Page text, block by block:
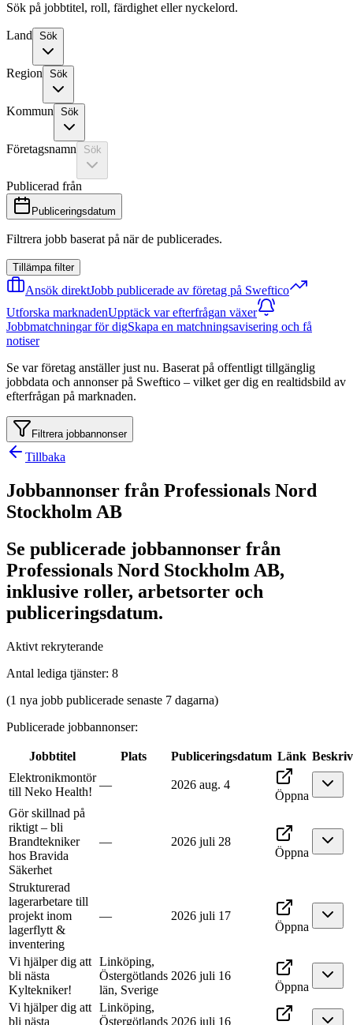
Sök på jobbtitel, roll, färdighet eller nyckelord.
Land Sök
Region Sök
Kommun Sök
Företagsnamn Sök
Publicerad från
Publiceringsdatum
Filtrera jobb baserat på när de publicerades.
Tillämpa filter
Ansök direktJobb publicerade av företag på Sweftico
Utforska marknadenUpptäck var efterfrågan växer
Jobbmatchningar för digSkapa en matchningsavisering och få
notiser
Se var företag anställer just nu. Baserat på offentligt tillgänglig
jobbdata och annonser på Sweftico – vilket ger dig en realtidsbild av
efterfrågan på marknaden.
Filtrera jobbannonser
Tillbaka
Jobbannonser från Professionals Nord
Stockholm AB
Se publicerade jobbannonser från
Professionals Nord Stockholm AB,
inklusive roller, arbetsorter och
publiceringsdatum.
Aktivt rekryterande
Antal lediga tjänster: 8
(1 nya jobb publicerade senaste 7 dagarna)
Publicerade jobbannonser:
Jobbtitel Plats Publiceringsdatum Länk
Elektronikmontör
till Neko Health!
—
2026 aug. 4
Öppna
Gör skillnad på
riktigt – bli
Brandtekniker
hos Bravida
Säkerhet
—
2026 juli 28
Öppna
Strukturerad
lagerarbetare till
projekt inom
lagerflytt &
inventering
—
2026 juli 17
Öppna
Vi hjälper dig att
bli nästa
Kyltekniker!
Linköping,
Östergötlands
län, Sverige
2026 juli 16
Öppna
Vi hjälper dig att
bli nästa
Linköping,
Östergötlands 2026 juli 16